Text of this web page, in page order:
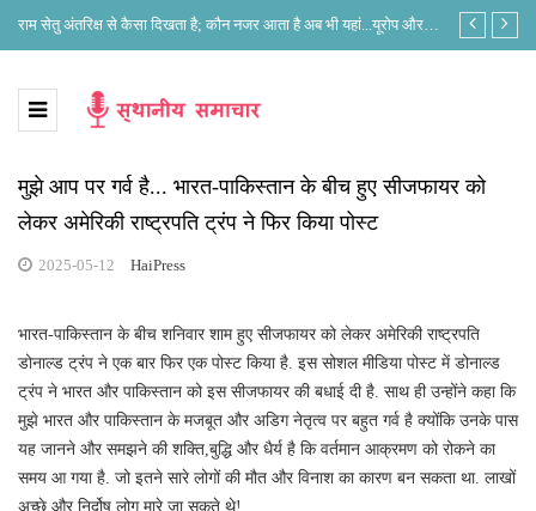
राम सेतु अंतरिक्ष से कैसा दिखता है; कौन नजर आता है अब भी यहां...यूरोप और
भारत के नजरिए में क्या है अंतर?
लोकसभा
मुझे आप पर गर्व है... भारत-पाकिस्तान के बीच हुए सीजफायर को
लेकर अमेरिकी राष्ट्रपति ट्रंप ने फिर किया पोस्ट
2025-05-12 HaiPress
भारत-पाकिस्तान के बीच शनिवार शाम हुए सीजफायर को लेकर अमेरिकी राष्ट्रपति
डोनाल्ड ट्रंप ने एक बार फिर एक पोस्ट किया है. इस सोशल मीडिया पोस्ट में डोनाल्ड
ट्रंप ने भारत और पाकिस्तान को इस सीजफायर की बधाई दी है. साथ ही उन्होंने कहा कि
मुझे भारत और पाकिस्तान के मजबूत और अडिग नेतृत्व पर बहुत गर्व है क्योंकि उनके पास
यह जानने और समझने की शक्ति,बुद्धि और धैर्य है कि वर्तमान आक्रमण को रोकने का
समय आ गया है. जो इतने सारे लोगों की मौत और विनाश का कारण बन सकता था. लाखों
अच्छे और निर्दोष लोग मारे जा सकते थे!